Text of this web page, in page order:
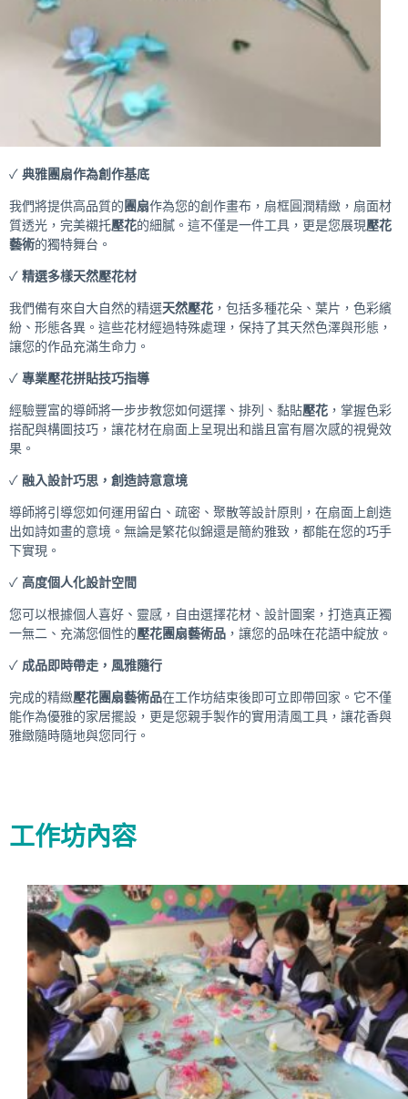
✓ 典雅團扇作為創作基底
我們將提供高品質的團扇作為您的創作畫布，扇框圓潤精緻，扇面材
質透光，完美襯托壓花的細膩。這不僅是一件工具，更是您展現壓花
藝術的獨特舞台。
✓ 精選多樣天然壓花材
我們備有來自大自然的精選天然壓花 ，包括多種花朵、葉片，色彩繽
紛、形態各異。這些花材經過特殊處理，保持了其天然色澤與形態，
讓您的作品充滿生命力。
✓ 專業壓花拼貼技巧指導
經驗豐富的導師將一步步教您如何選擇、排列、黏貼壓花 ，掌握色彩
搭配與構圖技巧，讓花材在扇面上呈現出和諧且富有層次感的視覺效
果。
✓ 融入設計巧思，創造詩意意境
導師將引導您如何運用留白、疏密、聚散等設計原則，在扇面上創造
出如詩如畫的意境。無論是繁花似錦還是簡約雅致，都能在您的巧手
下實現。
✓ 高度個人化設計空間
您可以根據個人喜好、靈感，自由選擇花材、設計圖案，打造真正獨
一無二、充滿您個性的壓花團扇藝術品 ，讓您的品味在花語中綻放。
✓ 成品即時帶走，風雅隨行
完成的精緻壓花團扇藝術品在工作坊結束後即可立即帶回家。它不僅
能作為優雅的家居擺設，更是您親手製作的實用清風工具，讓花香與
雅緻隨時隨地與您同行。
工作坊內容